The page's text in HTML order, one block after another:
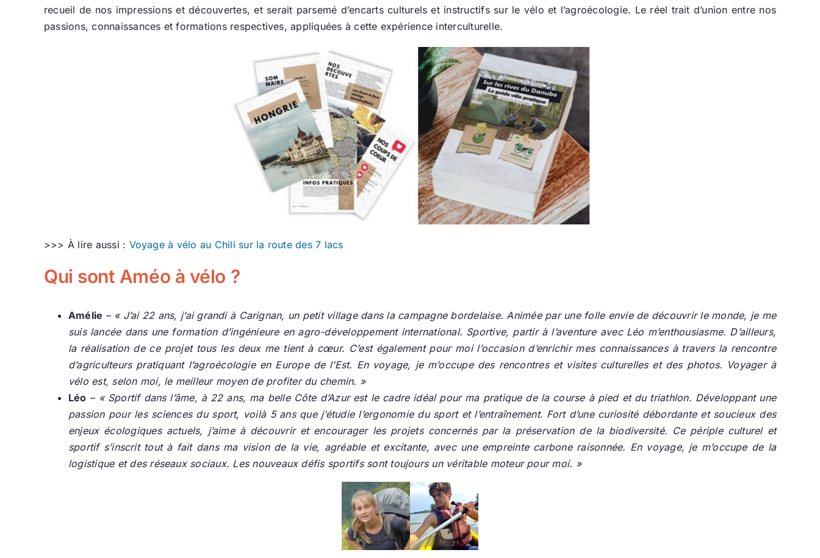
recueil de nos impressions et découvertes, et serait parsemé d’encarts culturels et instructifs sur le vélo et l’agroécologie. Le réel trait d’union entre nos
passions, connaissances et formations respectives, appliquées à cette expérience interculturelle.
>>> À lire aussi : Voyage à vélo au Chili sur la route des 7 lacs
Qui sont Améo à vélo ?
Amélie – « J’ai 22 ans, j’ai grandi à Carignan, un petit village dans la campagne bordelaise. Animée par une folle envie de découvrir le monde, je me
suis lancée dans une formation d’ingénieure en agro-développement international. Sportive, partir à l’aventure avec Léo m’enthousiasme. D’ailleurs,
la réalisation de ce projet tous les deux me tient à cœur. C’est également pour moi l’occasion d’enrichir mes connaissances à travers la rencontre
d’agriculteurs pratiquant l’agroécologie en Europe de l’Est. En voyage, je m’occupe des rencontres et visites culturelles et des photos. Voyager à
vélo est, selon moi, le meilleur moyen de profiter du chemin. »
Léo –« Sportif dans l’âme, à 22 ans, ma belle Côte d’Azur est le cadre idéal pour ma pratique de la course à pied et du triathlon. Développant une
passion pour les sciences du sport, voilà 5 ans que j’étudie l’ergonomie du sport et l’entraînement. Fort d’une curiosité débordante et soucieux des
enjeux écologiques actuels, j’aime à découvrir et encourager les projets concernés par la préservation de la biodiversité. Ce périple culturel et
sportif s’inscrit tout à fait dans ma vision de la vie, agréable et excitante, avec une empreinte carbone raisonnée. En voyage, je m’occupe de la
logistique et des réseaux sociaux. Les nouveaux défis sportifs sont toujours un véritable moteur pour moi. »